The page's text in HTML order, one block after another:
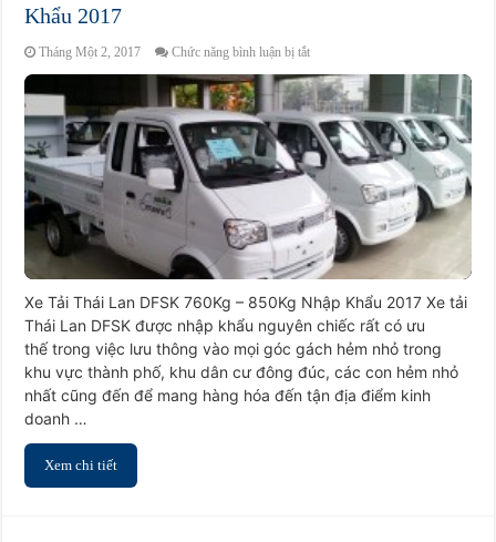
Khẩu 2017
Tháng Một 2, 2017 Chức năng bình luận bị tắtở
Xe
Tải
Thái
Lan
DFSK
760Kg
850Kg
Nhập
Khẩu
2017
Xe Tải Thái Lan DFSK 760Kg – 850Kg Nhập Khẩu 2017 Xe tải
Thái Lan DFSK được nhập khẩu nguyên chiếc rất có ưu
thế trong việc lưu thông vào mọi góc gách hẻm nhỏ trong
khu vực thành phố, khu dân cư đông đúc, các con hẻm nhỏ
nhất cũng đến để mang hàng hóa đến tận địa điểm kinh
doanh …
Xem chi tiết